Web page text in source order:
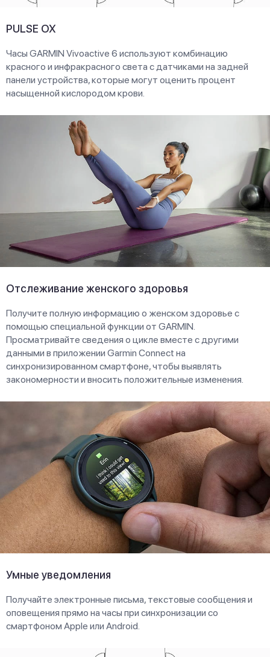
PULSE OX
Часы GARMIN Vivoactive 6 используют комбинацию
красного и инфракрасного света с датчиками на задней
панели устройства, которые могут оценить процент
насыщенной кислородом крови.
Отслеживание женского здоровья
Получите полную информацию о женском здоровье с
помощью специальной функции от GARMIN.
Просматривайте сведения о цикле вместе с другими
данными в приложении Garmin Connect на
синхронизированном смартфоне, чтобы выявлять
закономерности и вносить положительные изменения.
Умные уведомления
Получайте электронные письма, текстовые сообщения и
оповещения прямо на часы при синхронизации со
смартфоном Apple или Android.